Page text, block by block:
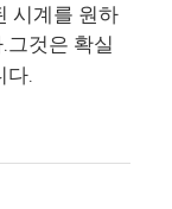
시계를 원하
그것은 확실
다.